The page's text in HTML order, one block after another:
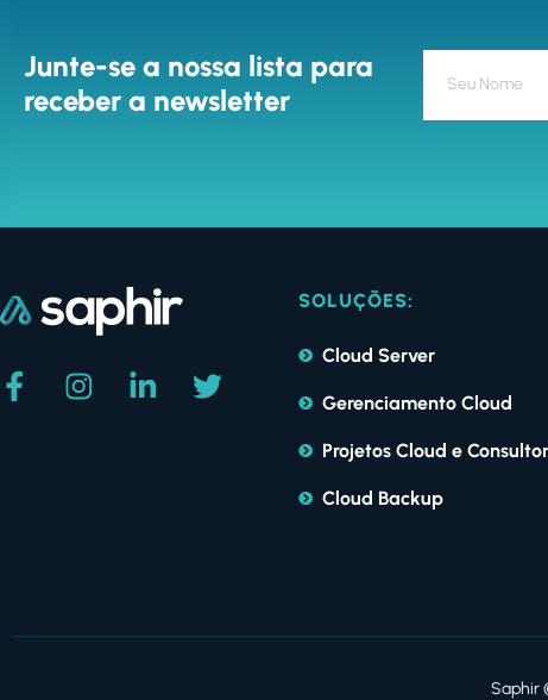
Junte-se a nossa lista para
receber a newsletter
SOLUÇÕES:
Cloud Server
Gerenciamento Cloud
Projetos Cloud e
Cloud Backup
Saphir